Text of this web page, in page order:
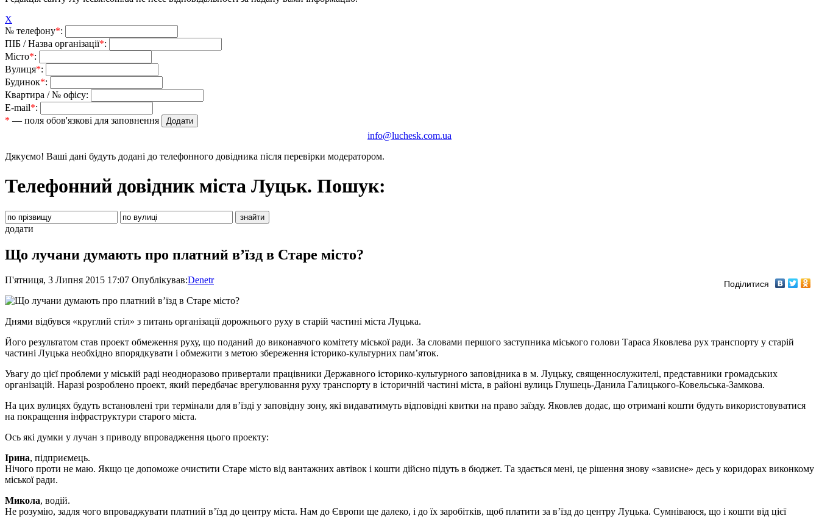
X
№ телефону*:
ПІБ / Назва організації*:
Місто*:
Вулиця*:
Будинок*:
Квартира / № офісу:
E-mail*:
* — поля обов'язкові для заповнення
info@luchesk.com.ua
Дякуємо! Ваші дані будуть додані до телефонного довідника після перевірки модератором.
Телефонний довідник міста Луцьк. Пошук:
додати
Що лучани думають про платний в’їзд в Старе місто?
П'ятниця, 3 Липня 2015 17:07 Опублікував:Denetr Поділитися
Днями відбувся «круглий стіл» з питань організації дорожнього руху в старій частині міста Луцька.
Його результатом став проект обмеження руху, що поданий до виконавчого комітету міської ради. За словами першого заступника міського голови Тараса Яковлева рух транспорту у старій
частині Луцька необхідно впорядкувати і обмежити з метою збереження історико-культурних пам’яток.
Увагу до цієї проблеми у міській раді неодноразово привертали працівники Державного історико-культурного заповідника в м. Луцьку, священнослужителі, представники громадських
організацій. Наразі розроблено проект, який передбачає врегулювання руху транспорту в історичній частині міста, в районі вулиць Глушець-Данила Галицького-Ковельська-Замкова.
На цих вулицях будуть встановлені три термінали для в’їзді у заповідну зону, які видаватимуть відповідні квитки на право заїзду. Яковлев додає, що отримані кошти будуть використовуватися
на покращення інфраструктури старого міста.
Ось які думки у лучан з приводу впровадження цього проекту:
Ірина, підприємець.
Нічого проти не маю. Якщо це допоможе очистити Старе місто від вантажних автівок і кошти дійсно підуть в бюджет. Та здається мені, це рішення знову «зависне» десь у коридорах виконкому
міської ради.
Микола, водій.
Не розумію, задля чого впроваджувати платний в’їзд до центру міста. Нам до Європи ще далеко, і до їх заробітків, щоб платити за в’їзд до центру Луцька. Сумніваюся, що і кошти від цієї